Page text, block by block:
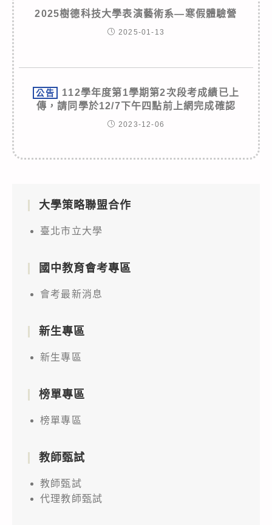
2025樹德科技大學表演藝術系—寒假體驗營
2025-01-13
公告
112學年度第1學期第2次段考成績已上
傳，請同學於12/7下午四點前上網完成確認
2023-12-06
大學策略聯盟合作
臺北市立大學
國中教育會考專區
會考最新消息
新生專區
新生專區
榜單專區
榜單專區
教師甄試
教師甄試
代理教師甄試